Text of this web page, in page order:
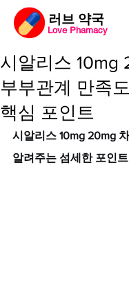
​러브 약국
Love Phamacy
시알리스 10mg
부부관계 만족
핵심 포인트
시알리스 10mg 20mg
알려주는 섬세한 포인트